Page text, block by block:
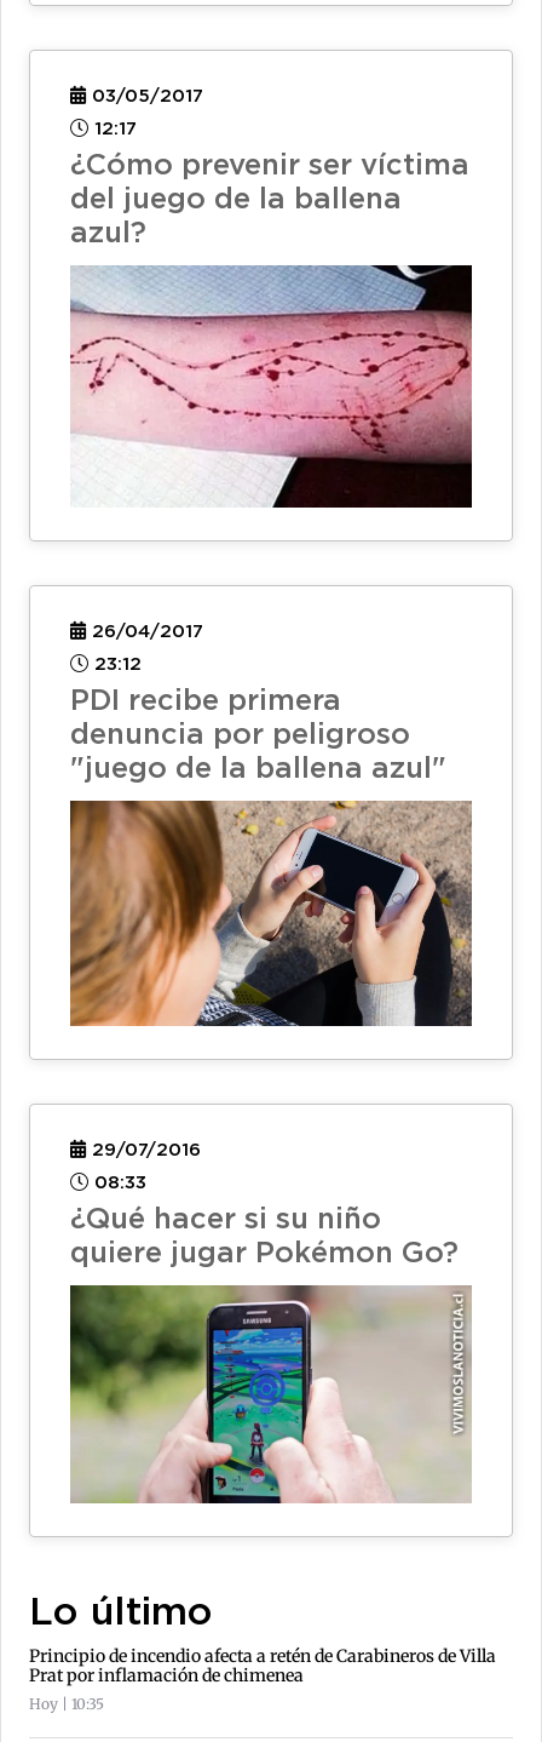
03/05/2017
12:17
¿Cómo prevenir ser víctima
del juego de la ballena
azul?
26/04/2017
23:12
PDI recibe primera
denuncia por peligroso
"juego de la ballena azul"
29/07/2016
08:33
¿Qué hacer si su niño
quiere jugar Pokémon Go?
Lo último
Principio de incendio afecta a retén de Carabineros de Villa
Prat por inflamación de chimenea
Hoy | 10:35